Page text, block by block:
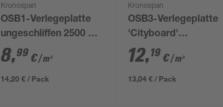
Kronospan
OSB1-Verlegeplatte
ungeschliffen 2500 x
630 x 16 mm
8,99 €/ m²
14,20 € / Pack
Kronospan
OSB3-Verlegeplatte
'Cityboard'
ungeschliffen 1690 x
634 x 22 mm
12,19 €/ m²
13,04 € / Pack